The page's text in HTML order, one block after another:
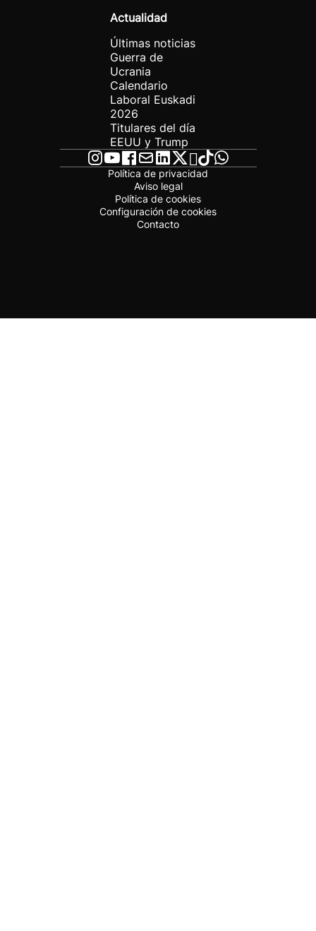
Actualidad
Últimas noticias
Guerra de
Ucrania
Calendario
Laboral Euskadi
2026
Titulares del día
EEUU y Trump
Política de privacidad
Aviso legal
Política de cookies
Configuración de cookies
Contacto